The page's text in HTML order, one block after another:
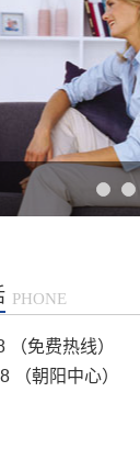
PHONE
免费热线）
（朝阳中心）
症、婚恋情感、个人
在线预约>>
陈欣首席咨询师
擅长：职场、人际、
系、情感问题等
在线预约 >>
擅长：情绪情感(情绪
扰、自我冲突、自
人际关系等)；婚恋
爱失恋、夫妻沟通、
系、婚外情等)；青